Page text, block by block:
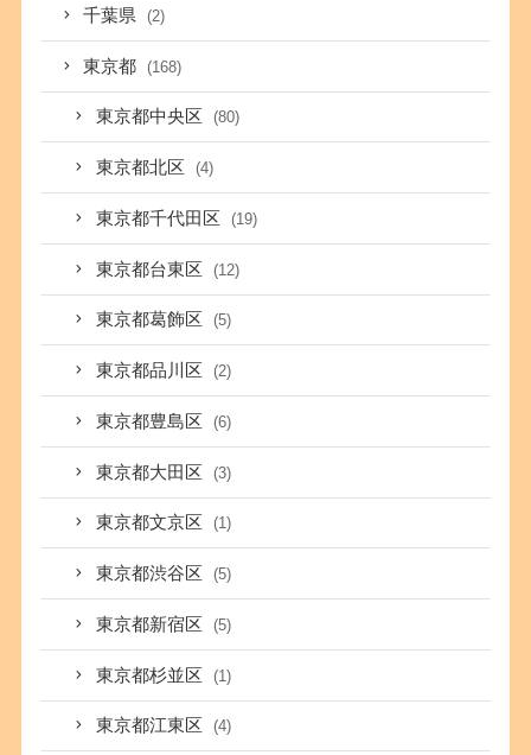
千葉県 (2)
東京都 (168)
東京都中央区 (80)
東京都北区 (4)
東京都千代田区 (19)
東京都台東区 (12)
東京都葛飾区 (5)
東京都品川区 (2)
東京都豊島区 (6)
東京都大田区 (3)
東京都文京区 (1)
東京都渋谷区 (5)
東京都新宿区 (5)
東京都杉並区 (1)
東京都江東区 (4)